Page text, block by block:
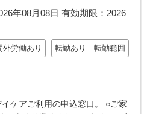
年08月08日 有効期限： 2026
外労働あり 転勤あり 転勤範囲
ケアご利用の申込窓口。 ○ご家